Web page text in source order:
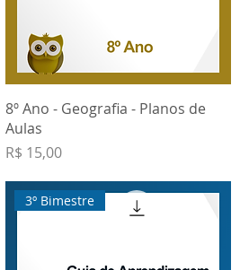
8º Ano - Geografia - Planos de
Aulas
Preço
R$ 15,00
3º Bimestre